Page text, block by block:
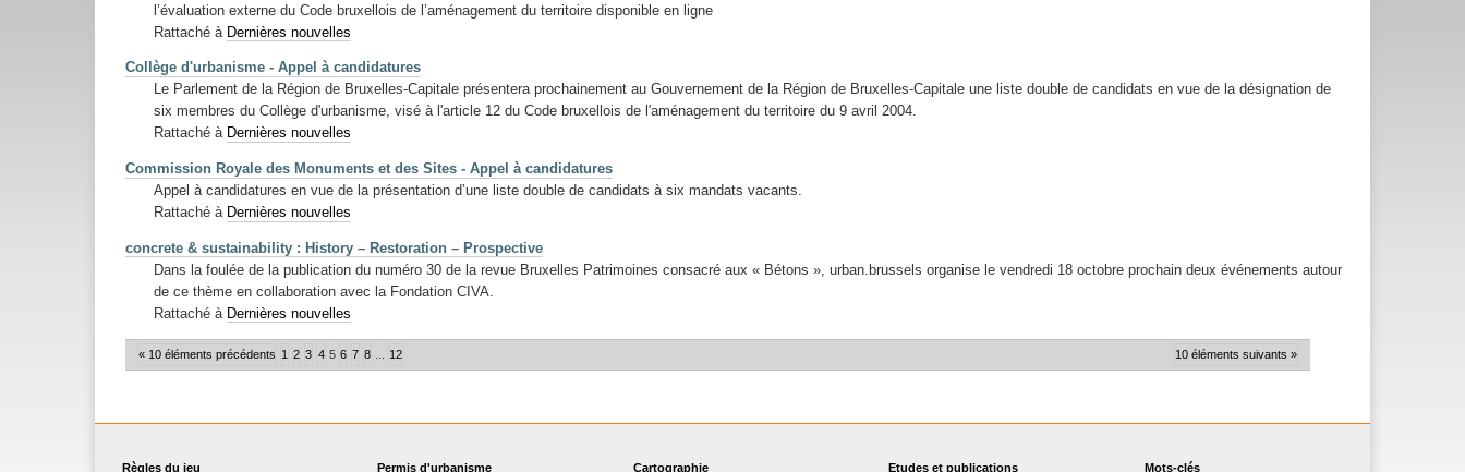
l’évaluation externe du Code bruxellois de l’aménagement du territoire disponible en ligne
Rattaché à Dernières nouvelles
Collège d'urbanisme - Appel à candidatures
Le Parlement de la Région de Bruxelles-Capitale présentera prochainement au Gouvernement de la Région de Bruxelles-Capitale une liste double de candidats en vue de la désignation de
six membres du Collège d'urbanisme, visé à l'article 12 du Code bruxellois de l'aménagement du territoire du 9 avril 2004.
Rattaché à Dernières nouvelles
Commission Royale des Monuments et des Sites - Appel à candidatures
Appel à candidatures en vue de la présentation d’une liste double de candidats à six mandats vacants.
Rattaché à Dernières nouvelles
concrete & sustainability : History – Restoration – Prospective
Dans la foulée de la publication du numéro 30 de la revue Bruxelles Patrimoines consacré aux « Bétons », urban.brussels organise le vendredi 18 octobre prochain deux événements autour
de ce thème en collaboration avec la Fondation CIVA.
Rattaché à Dernières nouvelles
« 10 éléments précédents 10 éléments suivants »
1 2 3 4 5 6 7 8 12
Règles du jeu Permis d'urbanisme Cartographie Etudes et publications Mots-clés